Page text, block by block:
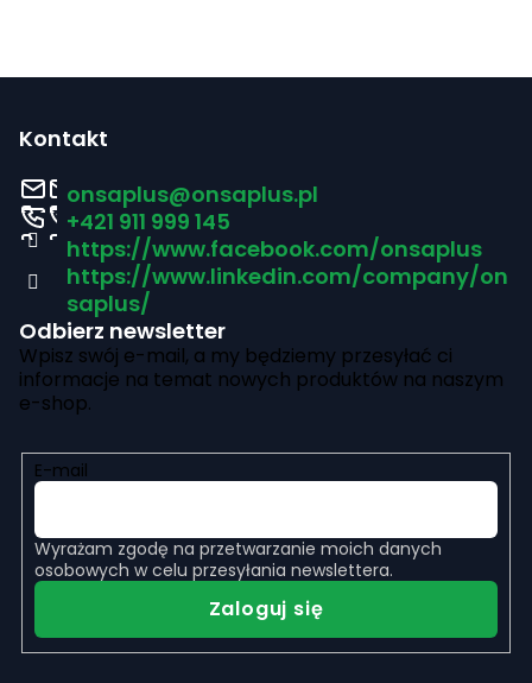
l
i
s
y
n
a
Kontakt
onsaplus@onsaplus.pl
+421 911 999 145
https://www.facebook.com/onsaplus
https://www.linkedin.com/company/on
saplus/
Odbierz newsletter
Wpisz swój e-mail, a my będziemy przesyłać ci
informacje na temat nowych produktów na naszym
e-shop.
E-mail
Wyrażam zgodę na przetwarzanie moich danych
osobowych w celu przesyłania newslettera.
Zaloguj się